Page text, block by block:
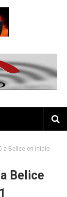
a Belice en inicio
Belice